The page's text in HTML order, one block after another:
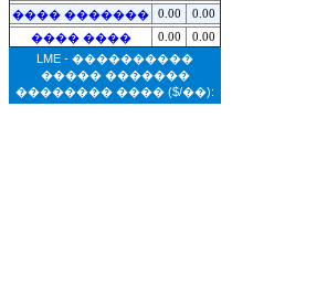
���� �������
0.00
0.00
���� ����
0.00
0.00
LME - ����������
����� �������
�������� ���� ($/��):